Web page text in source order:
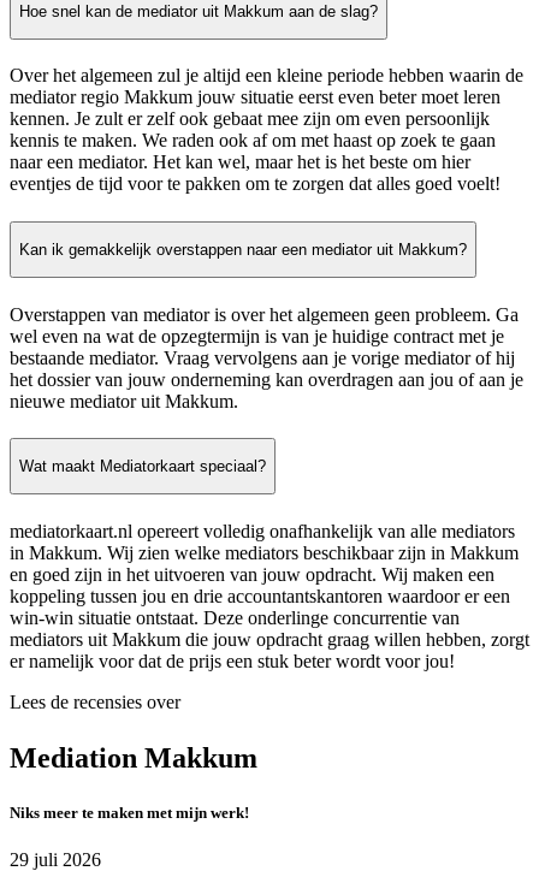
Hoe snel kan de mediator uit Makkum aan de slag?
Over het algemeen zul je altijd een kleine periode hebben waarin de
mediator regio Makkum jouw situatie eerst even beter moet leren
kennen. Je zult er zelf ook gebaat mee zijn om even persoonlijk
kennis te maken. We raden ook af om met haast op zoek te gaan
naar een mediator. Het kan wel, maar het is het beste om hier
eventjes de tijd voor te pakken om te zorgen dat alles goed voelt!
Kan ik gemakkelijk overstappen naar een mediator uit Makkum?
Overstappen van mediator is over het algemeen geen probleem. Ga
wel even na wat de opzegtermijn is van je huidige contract met je
bestaande mediator. Vraag vervolgens aan je vorige mediator of hij
het dossier van jouw onderneming kan overdragen aan jou of aan je
nieuwe mediator uit Makkum.
Wat maakt Mediatorkaart speciaal?
mediatorkaart.nl opereert volledig onafhankelijk van alle mediators
in Makkum. Wij zien welke mediators beschikbaar zijn in Makkum
en goed zijn in het uitvoeren van jouw opdracht. Wij maken een
koppeling tussen jou en drie accountantskantoren waardoor er een
win-win situatie ontstaat. Deze onderlinge concurrentie van
mediators uit Makkum die jouw opdracht graag willen hebben, zorgt
er namelijk voor dat de prijs een stuk beter wordt voor jou!
Lees de recensies over
Mediation Makkum
Niks meer te maken met mijn werk!
29 juli 2026